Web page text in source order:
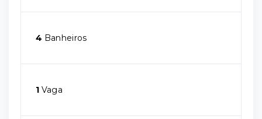
4 Banheiros
1 Vaga